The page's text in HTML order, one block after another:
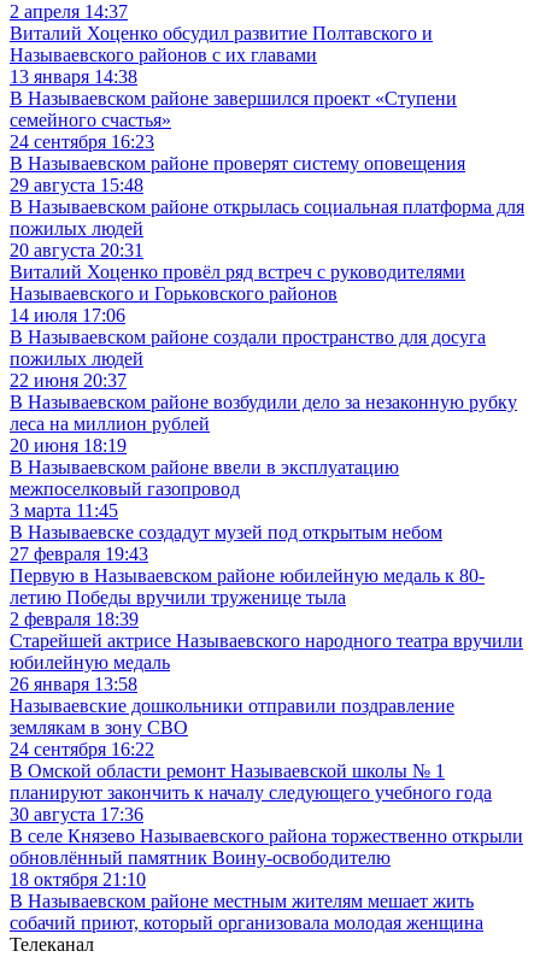
2 апреля 14:37
Виталий Хоценко обсудил развитие Полтавского и
Называевского районов с их главами
13 января 14:38
В Называевском районе завершился проект «Ступени
семейного счастья»
24 сентября 16:23
В Называевском районе проверят систему оповещения
29 августа 15:48
В Называевском районе открылась социальная платформа для
пожилых людей
20 августа 20:31
Виталий Хоценко провёл ряд встреч с руководителями
Называевского и Горьковского районов
14 июля 17:06
В Называевском районе создали пространство для досуга
пожилых людей
22 июня 20:37
В Называевском районе возбудили дело за незаконную рубку
леса на миллион рублей
20 июня 18:19
В Называевском районе ввели в эксплуатацию
межпоселковый газопровод
3 марта 11:45
В Называевске создадут музей под открытым небом
27 февраля 19:43
Первую в Называевском районе юбилейную медаль к 80-
летию Победы вручили труженице тыла
2 февраля 18:39
Старейшей актрисе Называевского народного театра вручили
юбилейную медаль
26 января 13:58
Называевские дошкольники отправили поздравление
землякам в зону СВО
24 сентября 16:22
В Омской области ремонт Называевской школы № 1
планируют закончить к началу следующего учебного года
30 августа 17:36
В селе Князево Называевского района торжественно открыли
обновлённый памятник Воину-освободителю
18 октября 21:10
В Называевском районе местным жителям мешает жить
собачий приют, который организовала молодая женщина
Телеканал